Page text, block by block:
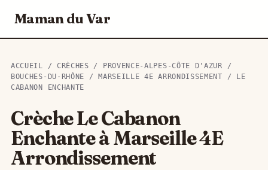
Maman du Var
ACCUEIL / CRÈCHES / PROVENCE-ALPES-CÔTE D'AZUR /
BOUCHES-DU-RHÔNE / MARSEILLE 4E ARRONDISSEMENT / LE
CABANON ENCHANTE
Crèche Le Cabanon
Enchante à Marseille 4E
Arrondissement